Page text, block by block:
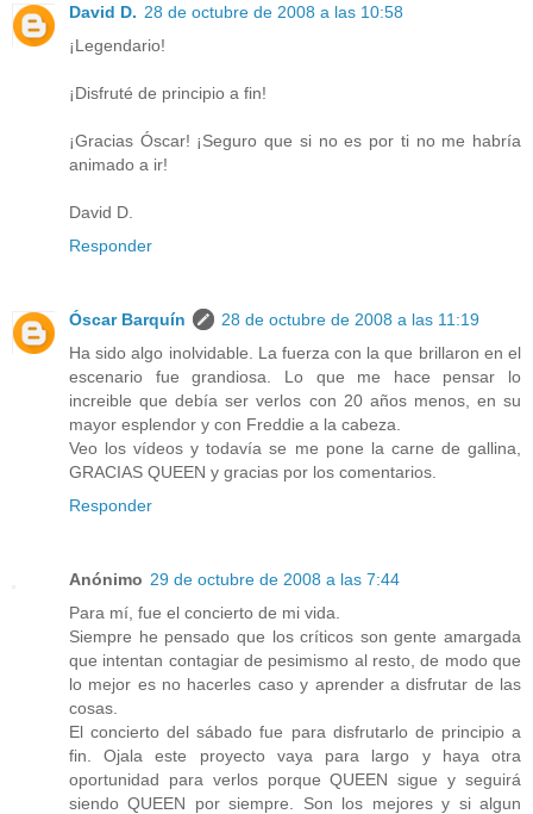
David D. 28 de octubre de 2008 a las 10:58
¡Legendario!
¡Disfruté de principio a fin!
¡Gracias Óscar! ¡Seguro que si no es por ti no me habría
animado a ir!
David D.
Responder
Óscar Barquín
28 de octubre de 2008 a las 11:19
Ha sido algo inolvidable. La fuerza con la que brillaron en el
escenario fue grandiosa. Lo que me hace pensar lo
increible que debía ser verlos con 20 años menos, en su
mayor esplendor y con Freddie a la cabeza.
Veo los vídeos y todavía se me pone la carne de gallina,
GRACIAS QUEEN y gracias por los comentarios.
Responder
Anónimo 29 de octubre de 2008 a las 7:44
Para mí, fue el concierto de mi vida.
Siempre he pensado que los críticos son gente amargada
que intentan contagiar de pesimismo al resto, de modo que
lo mejor es no hacerles caso y aprender a disfrutar de las
cosas.
El concierto del sábado fue para disfrutarlo de principio a
fin. Ojala este proyecto vaya para largo y haya otra
oportunidad para verlos porque QUEEN sigue y seguirá
siendo QUEEN por siempre. Son los mejores y si algun